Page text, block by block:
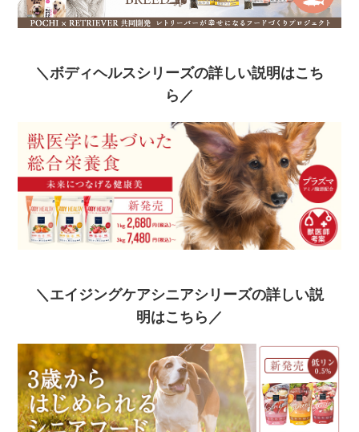
＼ボディヘルスシリーズの詳しい説明はこち
ら／
＼エイジングケアシニアシリーズの詳しい説
明はこちら／